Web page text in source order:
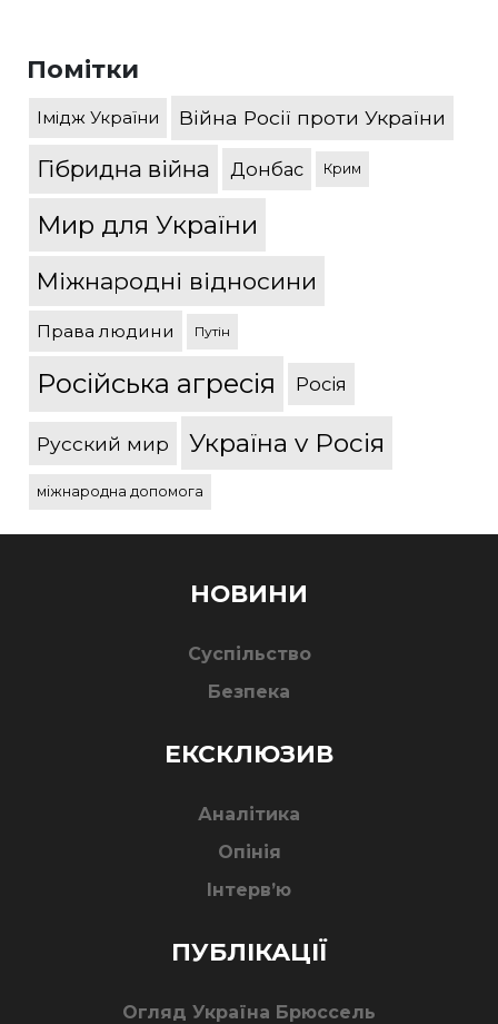
Помітки
Імідж України Війна Росії проти України
Гібридна війна Донбас Крим
Мир для України
Міжнародні відносини
Права людини Путін
Російська агресія Росія
Русский мир Україна v Росія
міжнародна допомога
НОВИНИ
Суспільство
Безпека
ЕКСКЛЮЗИВ
Аналітика
Опінія
Інтерв’ю
ПУБЛІКАЦІЇ
Огляд Україна Брюссель